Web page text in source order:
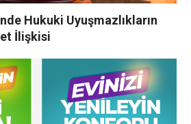
Hukuki Uyuşmazlıkların
İlişkisi